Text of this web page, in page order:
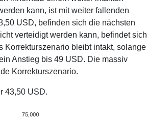
kann, ist mit weiter fallenden
USD, befinden sich die nächsten
verteidigt werden kann, befindet sich
Korrekturszenario bleibt intakt, solange
Anstieg bis 49 USD. Die massiv
Korrekturszenario.
43,50 USD.